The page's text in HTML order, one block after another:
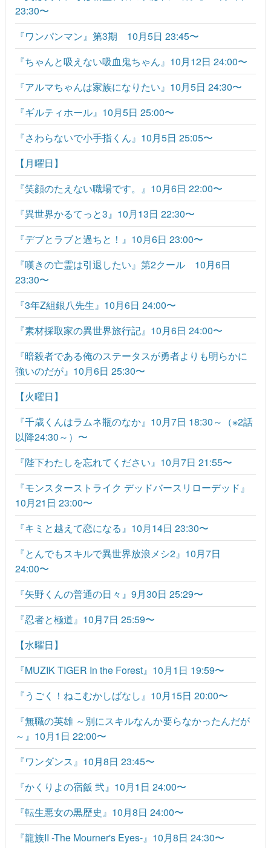
23:30〜
『ワンパンマン』第3期 10月5日 23:45〜
『ちゃんと吸えない吸血鬼ちゃん』10月12日 24:00〜
『アルマちゃんは家族になりたい』10月5日 24:30〜
『ギルティホール』10月5日 25:00〜
『さわらないで小手指くん』10月5日 25:05〜
【月曜日】
『笑顔のたえない職場です。』10月6日 22:00〜
『異世界かるてっと3』10月13日 22:30〜
『デブとラブと過ちと！』10月6日 23:00〜
『嘆きの亡霊は引退したい』第2クール 10月6日
23:30〜
『3年Z組銀八先生』10月6日 24:00〜
『素材採取家の異世界旅行記』10月6日 24:00〜
『暗殺者である俺のステータスが勇者よりも明らかに
強いのだが』10月6日 25:30〜
【火曜日】
『千歳くんはラムネ瓶のなか』10月7日 18:30～（※2話
以降24:30～）〜
『陛下わたしを忘れてください』10月7日 21:55〜
『モンスターストライク デッドバースリローデッド』
10月21日 23:00〜
『キミと越えて恋になる』10月14日 23:30〜
『とんでもスキルで異世界放浪メシ2』10月7日
24:00〜
『矢野くんの普通の日々』9月30日 25:29〜
『忍者と極道』10月7日 25:59〜
【水曜日】
『MUZIK TIGER In the Forest』10月1日 19:59〜
『うごく！ねこむかしばなし』10月15日 20:00〜
『無職の英雄 ～別にスキルなんか要らなかったんだが
～』10月1日 22:00〜
『ワンダンス』10月8日 23:45〜
『かくりよの宿飯 弐』10月1日 24:00〜
『転生悪女の黒歴史』10月8日 24:00〜
『龍族II -The Mourner's Eyes-』10月8日 24:30〜